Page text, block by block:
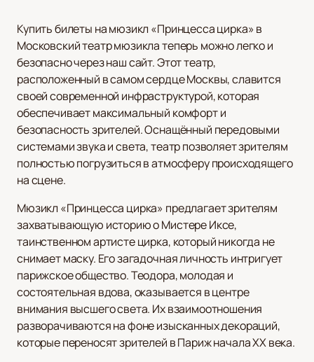
Купить билеты на мюзикл «Принцесса цирка» в
Московский театр мюзикла теперь можно легко и
безопасно через наш сайт. Этот театр,
расположенный в самом сердце Москвы, славится
своей современной инфраструктурой, которая
обеспечивает максимальный комфорт и
безопасность зрителей. Оснащённый передовыми
системами звука и света, театр позволяет зрителям
полностью погрузиться в атмосферу происходящего
на сцене.
Мюзикл «Принцесса цирка» предлагает зрителям
захватывающую историю о Мистере Иксе,
таинственном артисте цирка, который никогда не
снимает маску. Его загадочная личность интригует
парижское общество. Теодора, молодая и
состоятельная вдова, оказывается в центре
внимания высшего света. Их взаимоотношения
разворачиваются на фоне изысканных декораций,
которые переносят зрителей в Париж начала XX века.